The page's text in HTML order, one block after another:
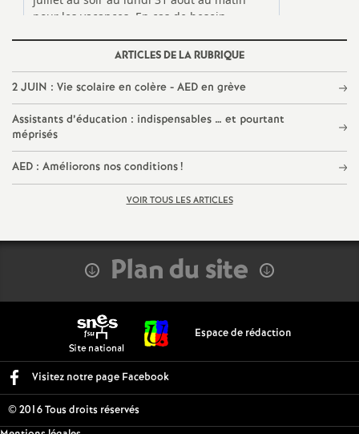
ARTICLES DE LA RUBRIQUE
2 JUIN : Vie scolaire en colère - AED en grève
Assistants d’éducation : indispensables … et pourtant
méprisés
AED : Améliorons nos conditions!
VOIR TOUS LES ARTICLES
Plan du site
Espace de rédaction
Visitez notre page Facebook
© 2016 Tous droits réservés